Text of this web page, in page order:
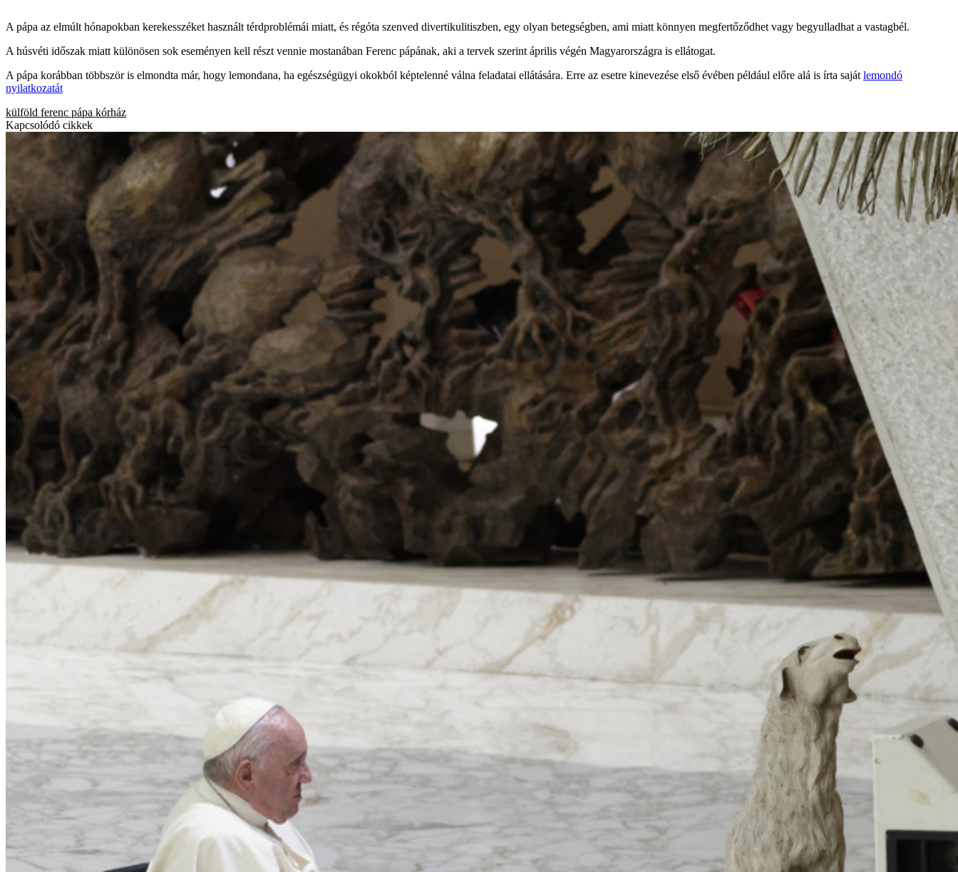
A pápa az elmúlt hónapokban kerekesszéket használt térdproblémái miatt, és régóta szenved divertikulitiszben, egy olyan betegségben, ami miatt könnyen megfertőződhet vagy begyulladhat a vastagbél.
A húsvéti időszak miatt különösen sok eseményen kell részt vennie mostanában Ferenc pápának, aki a tervek szerint április végén Magyarországra is ellátogat.
A pápa korábban többször is elmondta már, hogy lemondana, ha egészségügyi okokból képtelenné válna feladatai ellátására. Erre az esetre kinevezése első évében például előre alá is írta sajátlemondó
nyilatkozatát
külföld ferenc pápa kórház
Kapcsolódó cikkek